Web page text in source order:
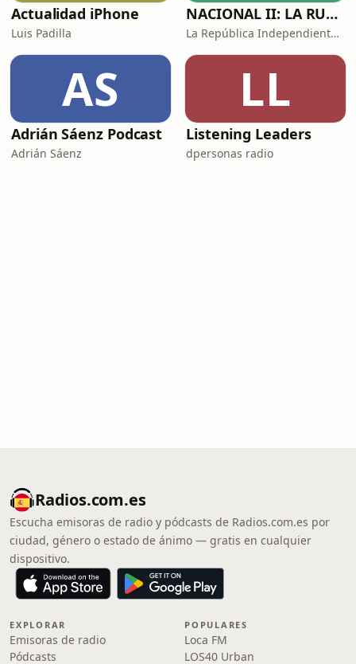
Actualidad iPhone
Luis Padilla
NACIONAL II: LA RUTA DEL EXILIO
La República Independiente de la Radio
AS
Adrián Sáenz Podcast
Adrián Sáenz
LL
Listening Leaders
dpersonas radio
Radios.com.es
Escucha emisoras de radio y pódcasts de Radios.com.es por
ciudad, género o estado de ánimo — gratis en cualquier
dispositivo.
EXPLORAR
Emisoras de radio
Pódcasts
POPULARES
Loca FM
LOS40 Urban